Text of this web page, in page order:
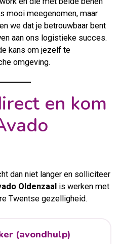
mooi meegenomen, maar
we dat je betrouwbaar bent
aan ons logistieke succes.
kans om jezelf te
omgeving.
en kom
dan niet langer en solliciteer
Oldenzaal is werken met
Twentse gezelligheid.
(avondhulp)